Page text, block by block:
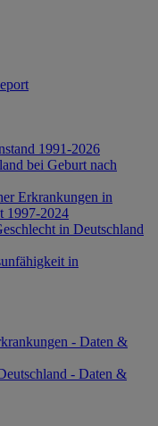
1991-2026
bei Geburt nach
Erkrankungen in
1997-2024
in Deutschland
in
- Daten &
- Daten &